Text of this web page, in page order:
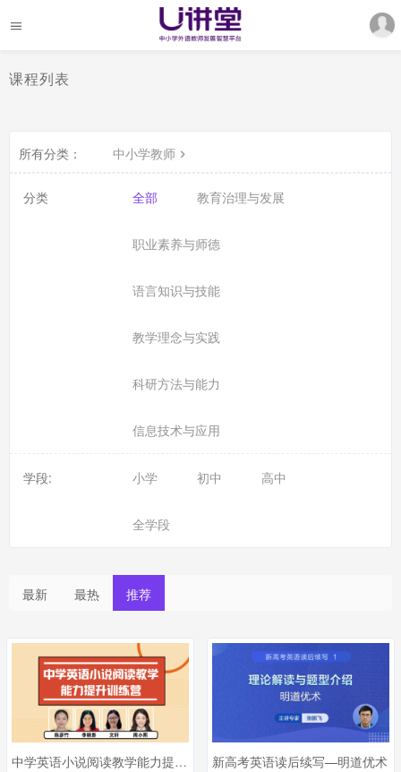
课程列表
所有分类： 中小学教师
分类 全部 教育治理与发展
职业素养与师德
语言知识与技能
教学理念与实践
科研方法与能力
信息技术与应用
学段: 小学 初中 高中
全学段
最新 最热 推荐
中学英语小说阅读教学能力提升训练营
新高考英语读后续写—明道优术